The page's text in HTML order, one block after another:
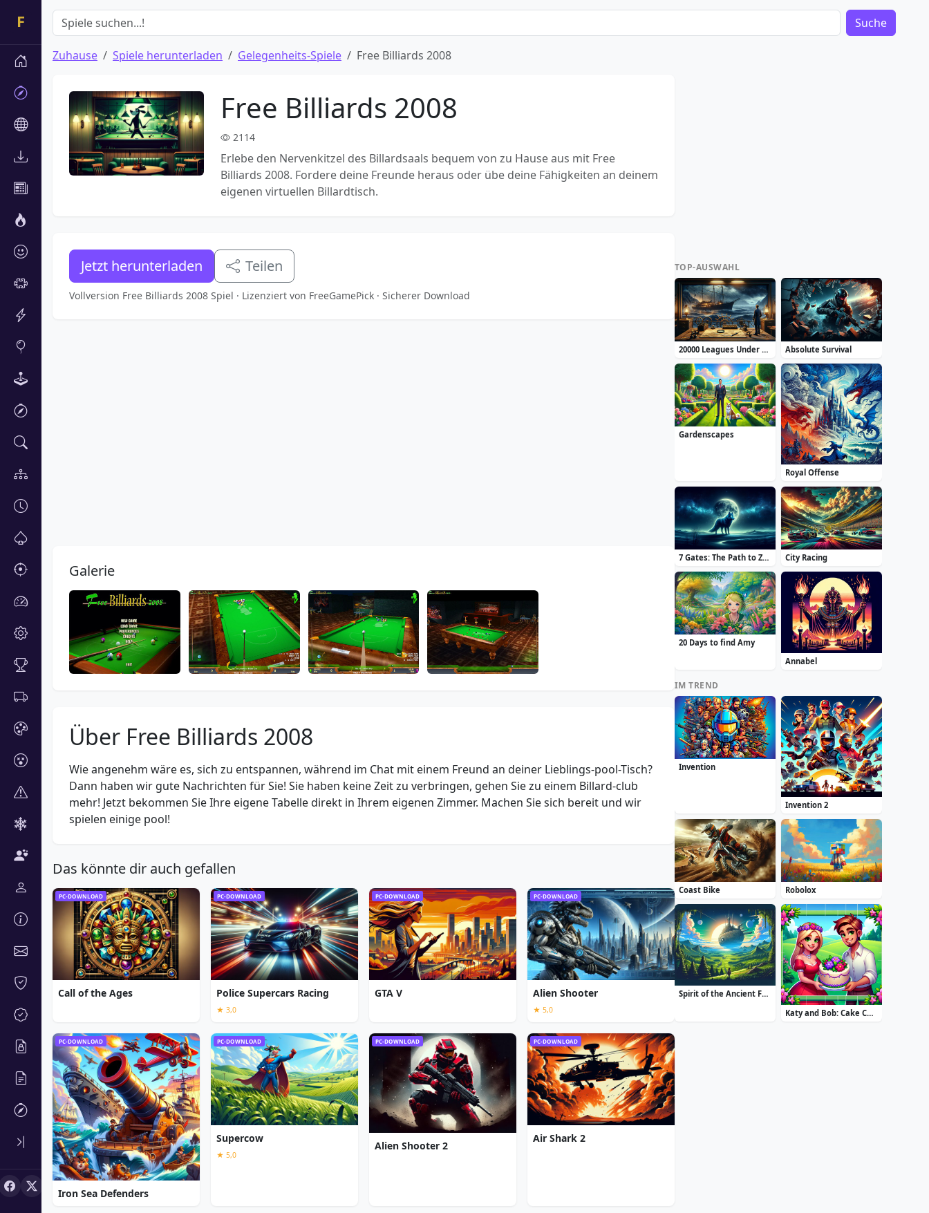
Suche
Zuhause Spiele herunterladen Gelegenheits-Spiele Free Billiards 2008
Free Billiards 2008
2114
Erlebe den Nervenkitzel des Billardsaals bequem von zu Hause aus mit Free
Billiards 2008. Fordere deine Freunde heraus oder übe deine Fähigkeiten an deinem
eigenen virtuellen Billardtisch.
Jetzt herunterladen Teilen
Vollversion Free Billiards 2008 Spiel · Lizenziert von FreeGamePick · Sicherer Download
Galerie
Über Free Billiards 2008
Wie angenehm wäre es, sich zu entspannen, während im Chat mit einem Freund an deiner Lieblings-pool-Tisch?
Dann haben wir gute Nachrichten für Sie! Sie haben keine Zeit zu verbringen, gehen Sie zu einem Billard-club
mehr! Jetzt bekommen Sie Ihre eigene Tabelle direkt in Ihrem eigenen Zimmer. Machen Sie sich bereit und wir
spielen einige pool!
Das könnte dir auch gefallen
PC-DOWNLOAD
Call of the Ages
PC-DOWNLOAD
Police Supercars Racing
★ 3,0
PC-DOWNLOAD
GTA V
PC-DOWNLOAD
Alien Shooter
★ 5,0
PC-DOWNLOAD
Iron Sea Defenders
PC-DOWNLOAD
Supercow
★ 5,0
PC-DOWNLOAD
Alien Shooter 2
PC-DOWNLOAD
Air Shark 2
TOP-AUSWAHL
20000 Leagues Under the Sea: Captain Nemo Absolute Survival
Gardenscapes
Royal Offense
7 Gates: The Path to Zamolxes City Racing
20 Days to find Amy
Annabel
IM TREND
Invention
Invention 2
Coast Bike Robolox
Spirit of the Ancient Forest
Katy and Bob: Cake Cafe